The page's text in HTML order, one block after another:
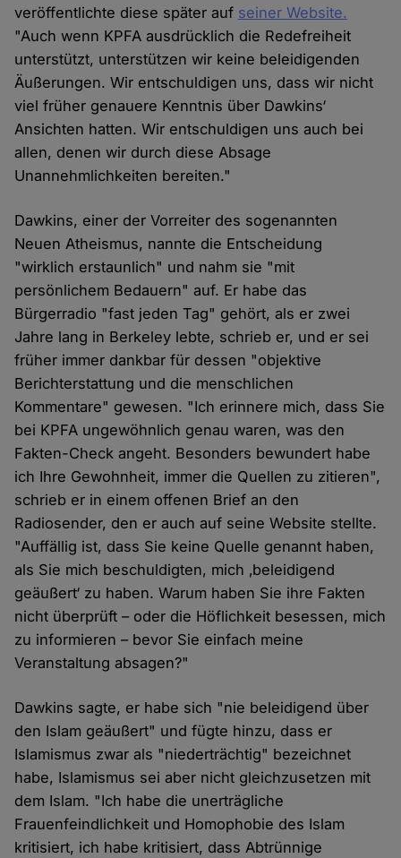
veröffentlichte diese später auf seiner Website.
"Auch wenn KPFA ausdrücklich die Redefreiheit
unterstützt, unterstützen wir keine beleidigenden
Äußerungen. Wir entschuldigen uns, dass wir nicht
viel früher genauere Kenntnis über Dawkins‘
Ansichten hatten. Wir entschuldigen uns auch bei
allen, denen wir durch diese Absage
Unannehmlichkeiten bereiten."
Dawkins, einer der Vorreiter des sogenannten
Neuen Atheismus, nannte die Entscheidung
"wirklich erstaunlich" und nahm sie "mit
persönlichem Bedauern" auf. Er habe das
Bürgerradio "fast jeden Tag" gehört, als er zwei
Jahre lang in Berkeley lebte, schrieb er, und er sei
früher immer dankbar für dessen "objektive
Berichterstattung und die menschlichen
Kommentare" gewesen. "Ich erinnere mich, dass Sie
bei KPFA ungewöhnlich genau waren, was den
Fakten-Check angeht. Besonders bewundert habe
ich Ihre Gewohnheit, immer die Quellen zu zitieren",
schrieb er in einem offenen Brief an den
Radiosender, den er auch auf seine Website stellte.
"Auffällig ist, dass Sie keine Quelle genannt haben,
als Sie mich beschuldigten, mich ‚beleidigend
geäußert‘ zu haben. Warum haben Sie ihre Fakten
nicht überprüft – oder die Höflichkeit besessen, mich
zu informieren – bevor Sie einfach meine
Veranstaltung absagen?"
Dawkins sagte, er habe sich "nie beleidigend über
den Islam geäußert" und fügte hinzu, dass er
Islamismus zwar als "niederträchtig" bezeichnet
habe, Islamismus sei aber nicht gleichzusetzen mit
dem Islam. "Ich habe die unerträgliche
Frauenfeindlichkeit und Homophobie des Islam
kritisiert, ich habe kritisiert, dass Abtrünnige